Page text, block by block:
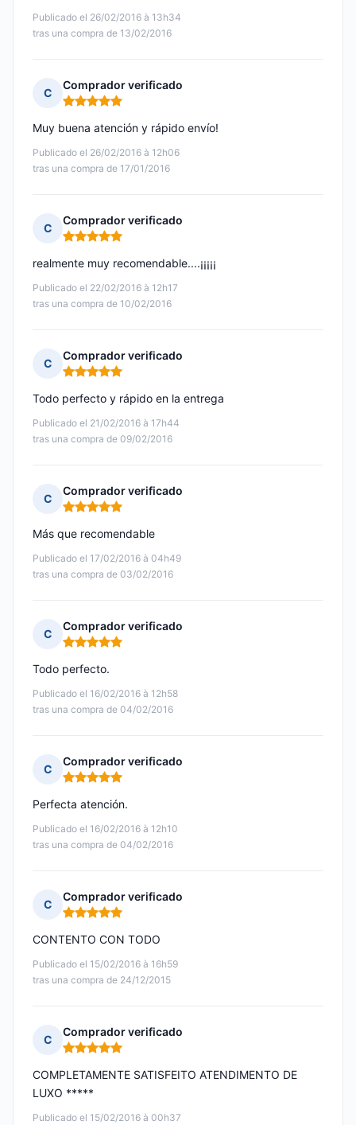
Publicado el 26/02/2016 à 13h34
tras una compra de 13/02/2016
C
Comprador verificado
Nota: 5 de 5
Publicado el 26/02/2016 à 12h06
tras una compra de 17/01/2016
Muy buena atención y rápido envío!
C
Comprador verificado
Nota: 5 de 5
Publicado el 22/02/2016 à 12h17
tras una compra de 10/02/2016
realmente muy recomendable....¡¡¡¡¡
C
Comprador verificado
Nota: 5 de 5
Publicado el 21/02/2016 à 17h44
tras una compra de 09/02/2016
Todo perfecto y rápido en la entrega
C
Comprador verificado
Nota: 5 de 5
Publicado el 17/02/2016 à 04h49
tras una compra de 03/02/2016
Más que recomendable
C
Comprador verificado
Nota: 5 de 5
Publicado el 16/02/2016 à 12h58
tras una compra de 04/02/2016
Todo perfecto.
C
Comprador verificado
Nota: 5 de 5
Publicado el 16/02/2016 à 12h10
tras una compra de 04/02/2016
Perfecta atención.
C
Comprador verificado
Nota: 5 de 5
Publicado el 15/02/2016 à 16h59
tras una compra de 24/12/2015
CONTENTO CON TODO
C
Comprador verificado
Nota: 5 de 5
Publicado el 15/02/2016 à 00h37
COMPLETAMENTE SATISFEITO ATENDIMENTO DE
LUXO *****